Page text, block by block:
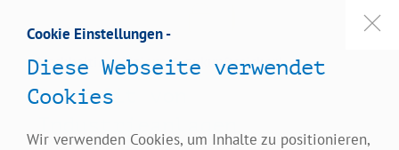
Nachhaltig, effizient & zukunftssicher!
Retrofit von
Cookie Einstellungen -
Diese Webseite verwendet
Cookies
Wir verwenden Cookies, um Inhalte zu positionieren,